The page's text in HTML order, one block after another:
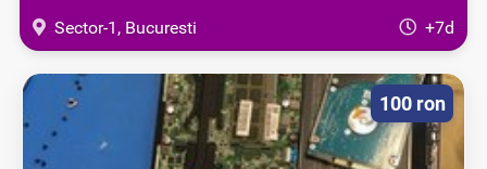
Sector-1, Bucuresti +7d
100 ron